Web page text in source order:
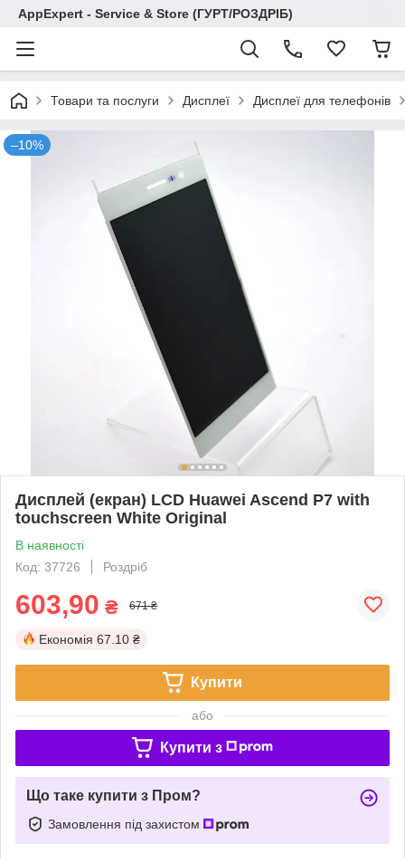
AppExpert - Service & Store (ГУРТ/РОЗДРІБ)
Товари та послуги Дисплеї Дисплеї для телефонів
–10%
Дисплей (екран) LCD Huawei Ascend P7 with
touchscreen White Original
В наявності
Код: 37726
Роздріб
603,90 ₴ 671 ₴
Економія 67.10 ₴
Купити
або
Купити з
Що таке купити з Пром?
Замовлення під захистом